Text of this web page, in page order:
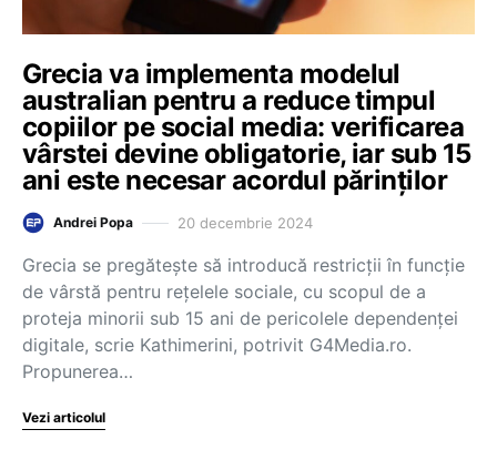
Grecia va implementa modelul
australian pentru a reduce timpul
copiilor pe social media: verificarea
vârstei devine obligatorie, iar sub 15
ani este necesar acordul părinților
Andrei Popa 20 decembrie 2024
Grecia se pregătește să introducă restricții în funcție
de vârstă pentru rețelele sociale, cu scopul de a
proteja minorii sub 15 ani de pericolele dependenței
digitale, scrie Kathimerini, potrivit G4Media.ro.
Propunerea…
Vezi articolul